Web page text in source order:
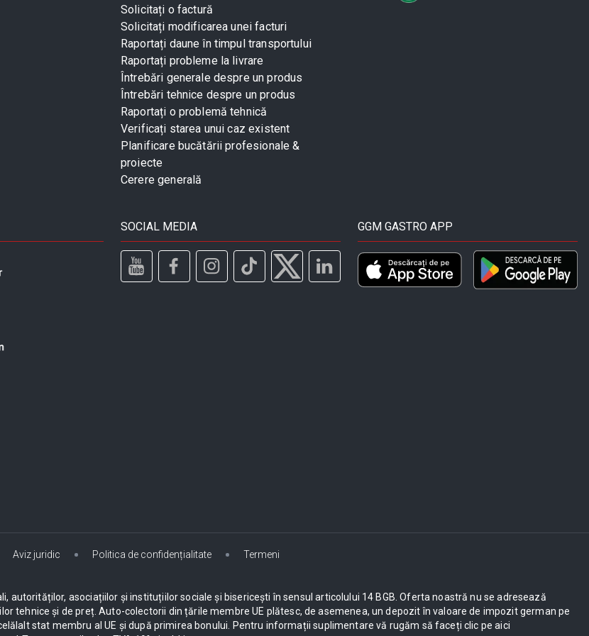
Solicitați o factură
Solicitați modificarea unei facturi
Raportați daune în timpul transportului
Raportați probleme la livrare
Întrebări generale despre un produs
Întrebări tehnice despre un produs
Raportați o problemă tehnică
Verificați starea unui caz existent
Planificare bucătării profesionale &
proiecte
Cerere generală
SOCIAL MEDIA GGM GASTRO APP
Aviz juridic Politica de confidențialitate Termeni
autorităților, asociațiilor și instituțiilor sociale și bisericești în sensul articolului 14 BGB. Oferta noastră nu se adresează
tehnice și de preț. Auto-colectorii din țările membre UE plătesc, de asemenea, un depozit în valoare de impozit german pe
stat membru al UE și după primirea bonului. Pentru informații suplimentare vă rugăm să faceți clic pe aici